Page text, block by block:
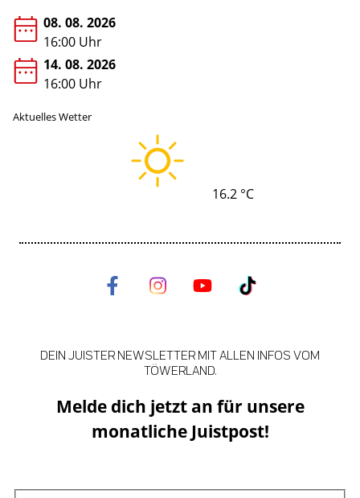
Aktuelles Wetter
16.2 °C
08. 08. 2026
16:00 Uhr
14. 08. 2026
16:00 Uhr
Melde dich jetzt an für unsere
monatliche Juistpost!
DEIN JUISTER NEWSLETTER MIT ALLEN INFOS VOM
TÖWERLAND.